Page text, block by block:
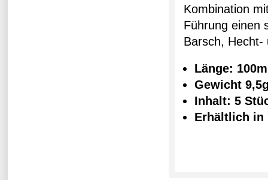
Kombination
Führung einen
Barsch, Hecht-
Länge:
Gewicht
Inhalt: 5
Erhältlich in